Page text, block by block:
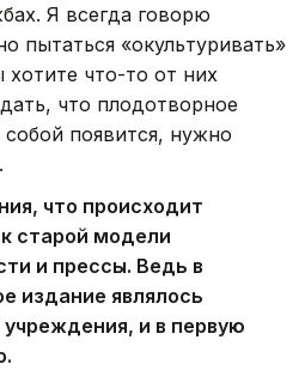
Я всегда говорю
пытаться «окультуривать»
что-то от них
что плодотворное
появится, нужно
что происходит
старой модели
и прессы. Ведь в
издание являлось
и в первую